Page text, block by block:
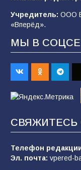
спортивного
92
Батайским
конкурса
Учредитель: ООО
«Вперёд».
МЫ В
СВЯЖИТЕСЬ
Телефон
Эл. почта: vpered-